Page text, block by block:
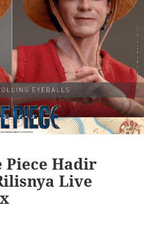
Piece Hadir
Live